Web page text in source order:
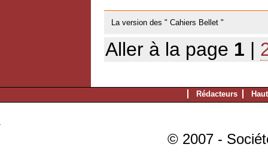
La version des " Cahiers Bellet "
Aller à la page 1 |
Rédacteurs
© 2007 -